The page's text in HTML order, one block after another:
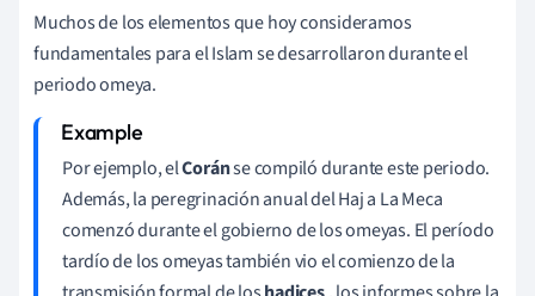
Muchos de los elementos que hoy consideramos
fundamentales para el Islam se desarrollaron durante el
periodo omeya.
Por ejemplo, elCoránse compiló durante este periodo.
Además, la peregrinación anual del Haj a La Meca
comenzó durante el gobierno de los omeyas. El período
tardío de los omeyas también vio el comienzo de la